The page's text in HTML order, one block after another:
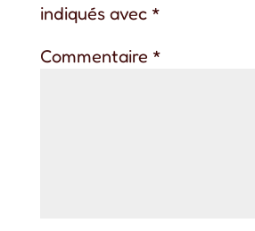
indiqués avec *
Commentaire *